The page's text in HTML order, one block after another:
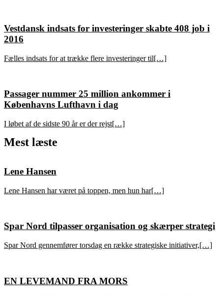
Vestdansk indsats for investeringer skabte 408 job i
2016
Fælles indsats for at trække flere investeringer til[…]
Passager nummer 25 million ankommer i
Københavns Lufthavn i dag
I løbet af de sidste 90 år er der rejst[…]
Mest læste
Lene Hansen
Lene Hansen har været på toppen, men hun har[…]
Spar Nord tilpasser organisation og skærper strategi
Spar Nord gennemfører torsdag en række strategiske initiativer,[…]
EN LEVEMAND FRA MORS